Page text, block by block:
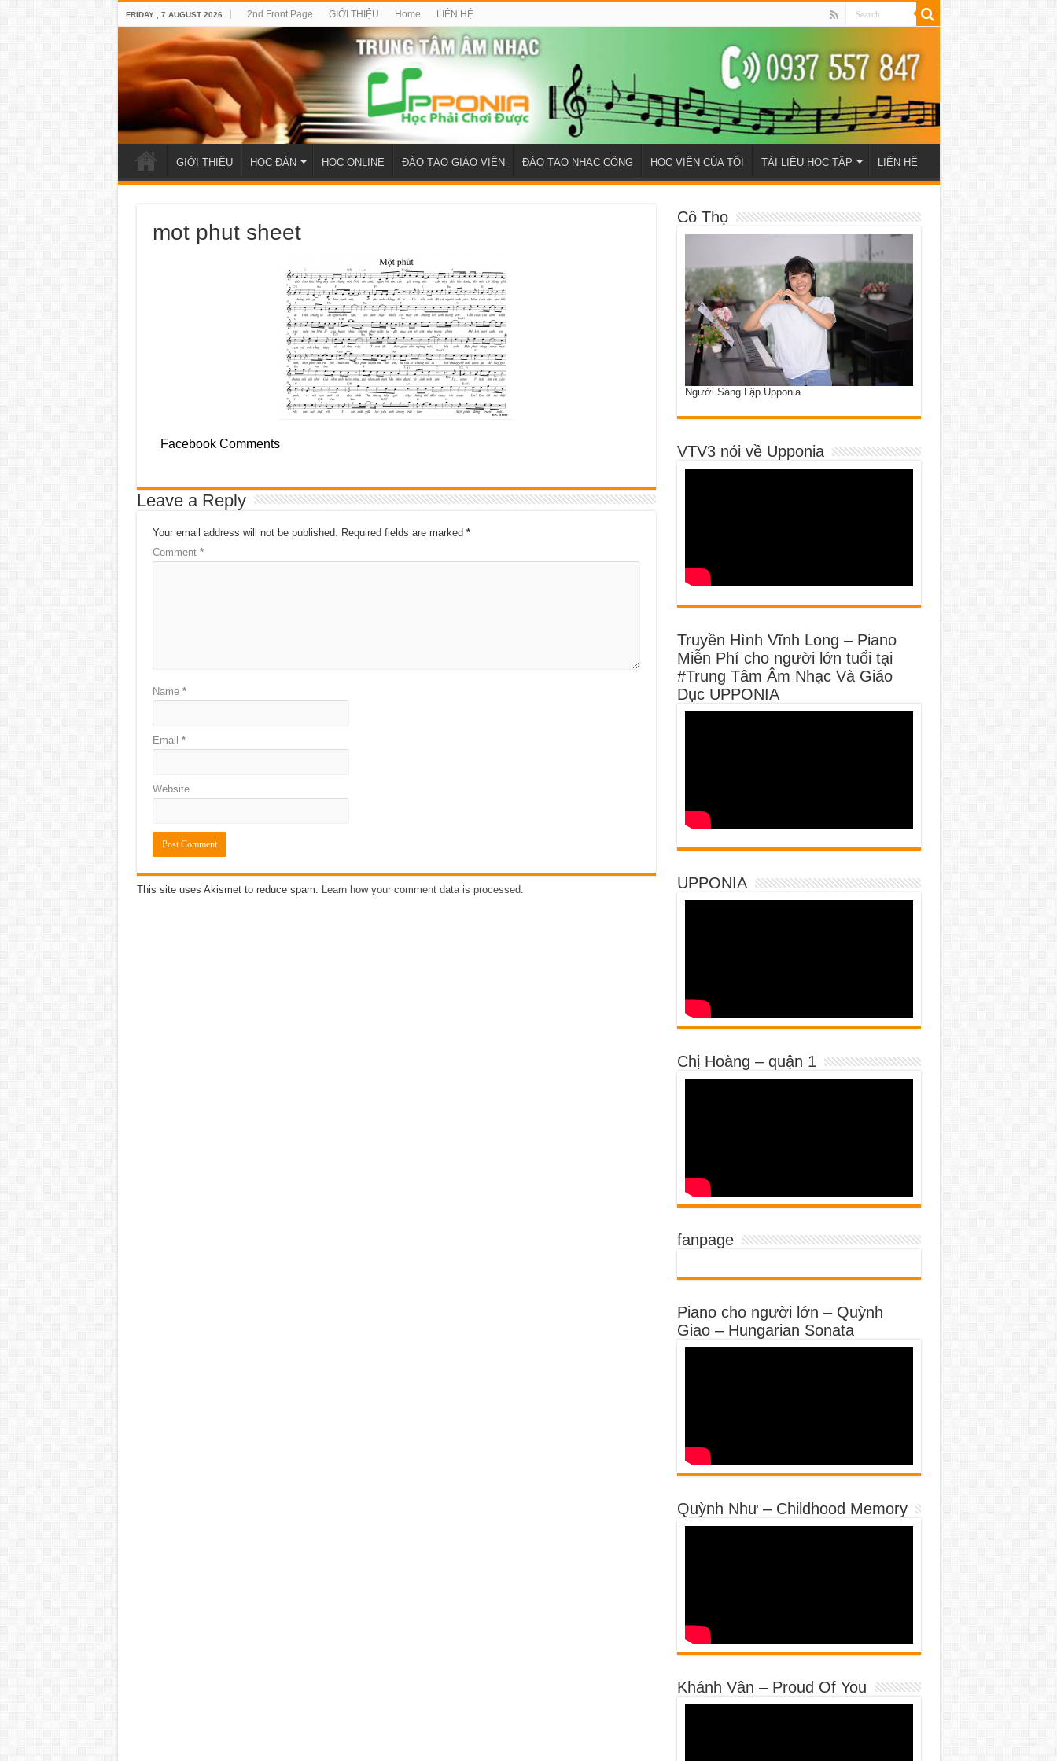
FRIDAY , 7 AUGUST 2026 2nd Front Page GIỚI THIỆU Home LIÊN HỆ
GIỚI THIỆU HỌC ĐÀN HỌC ONLINE ĐÀO TẠO GIÁO VIÊN ĐÀO TẠO NHẠC CÔNG HỌC VIÊN CỦA TÔI TÀI LIỆU HỌC TẬP LIÊN HỆ
mot phut sheet
Facebook Comments
Leave a Reply
Your email address will not be published. Required fields are marked *
Comment *
Name *
Email *
Website
This site uses Akismet to reduce spam. Learn how your comment data is processed.
Cô Thọ
Người Sáng Lập Upponia
VTV3 nói về Upponia
Truyền Hình Vĩnh Long – Piano
Miễn Phí cho người lớn tuổi tại
#Trung Tâm Âm Nhạc Và Giáo
Dục UPPONIA
UPPONIA
Chị Hoàng – quận 1
fanpage
Piano cho người lớn – Quỳnh
Giao – Hungarian Sonata
Quỳnh Như – Childhood Memory
Khánh Vân – Proud Of You